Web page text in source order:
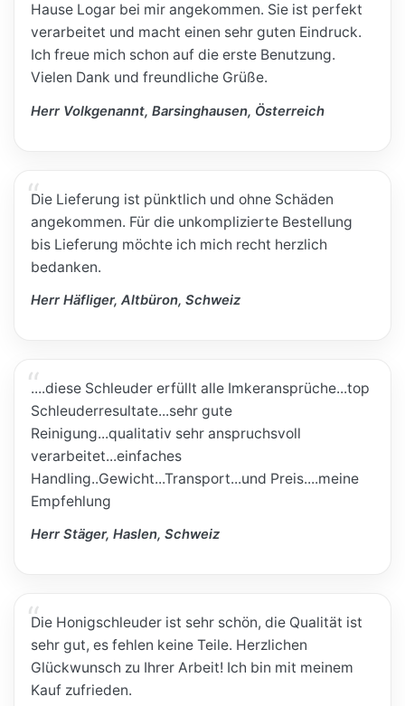
Hause Logar bei mir angekommen. Sie ist perfekt
verarbeitet und macht einen sehr guten Eindruck.
Ich freue mich schon auf die erste Benutzung.
Vielen Dank und freundliche Grüße.
Herr Volkgenannt, Barsinghausen, Österreich
Die Lieferung ist pünktlich und ohne Schäden
angekommen. Für die unkomplizierte Bestellung
bis Lieferung möchte ich mich recht herzlich
bedanken.
Herr Häfliger, Altbüron, Schweiz
....diese Schleuder erfüllt alle Imkeransprüche...top
Schleuderresultate...sehr gute
Reinigung...qualitativ sehr anspruchsvoll
verarbeitet...einfaches
Handling..Gewicht...Transport...und Preis....meine
Empfehlung
Herr Stäger, Haslen, Schweiz
Die Honigschleuder ist sehr schön, die Qualität ist
sehr gut, es fehlen keine Teile. Herzlichen
Glückwunsch zu Ihrer Arbeit! Ich bin mit meinem
Kauf zufrieden.